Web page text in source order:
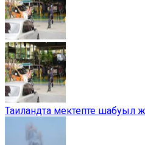
Таиландта мектепте шабуыл